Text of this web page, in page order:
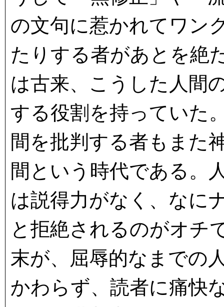
の文句に惹かれてワン
たりする者があとを絶
は古来、こうした人間
する役割を持っていた
間を批判する者もまた
間という時代である。
は説得力がなく、なに
と拒絶されるのがオチ
末が、屈辱的なまでの
かわらず、読者に痛快